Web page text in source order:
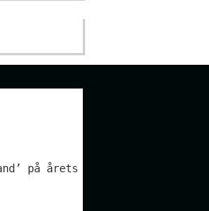
på årets